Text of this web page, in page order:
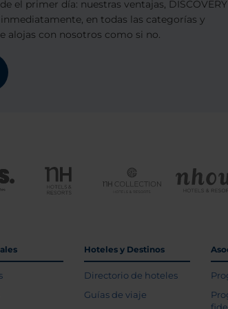
el primer día: nuestras ventajas, DISCOVERY
en todas las categorías y
alojas con nosotros como si no.
Hoteles y Destinos
Directorio de hoteles
Guías de viaje